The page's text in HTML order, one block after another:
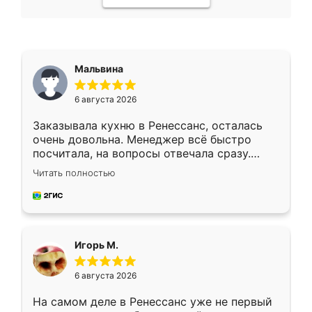
Мальвина
6 августа 2026
Заказывала кухню в Ренессанс, осталась
очень довольна. Менеджер всё быстро
посчитала, на вопросы отвечала сразу.
Замерщик приехал в субботу, подошёл к
делу со всей ответственностью. Собрали
за день, ребята работали аккуратно, даже
Читать полностью
Игорь М.
6 августа 2026
На самом деле в Ренессанс уже не первый